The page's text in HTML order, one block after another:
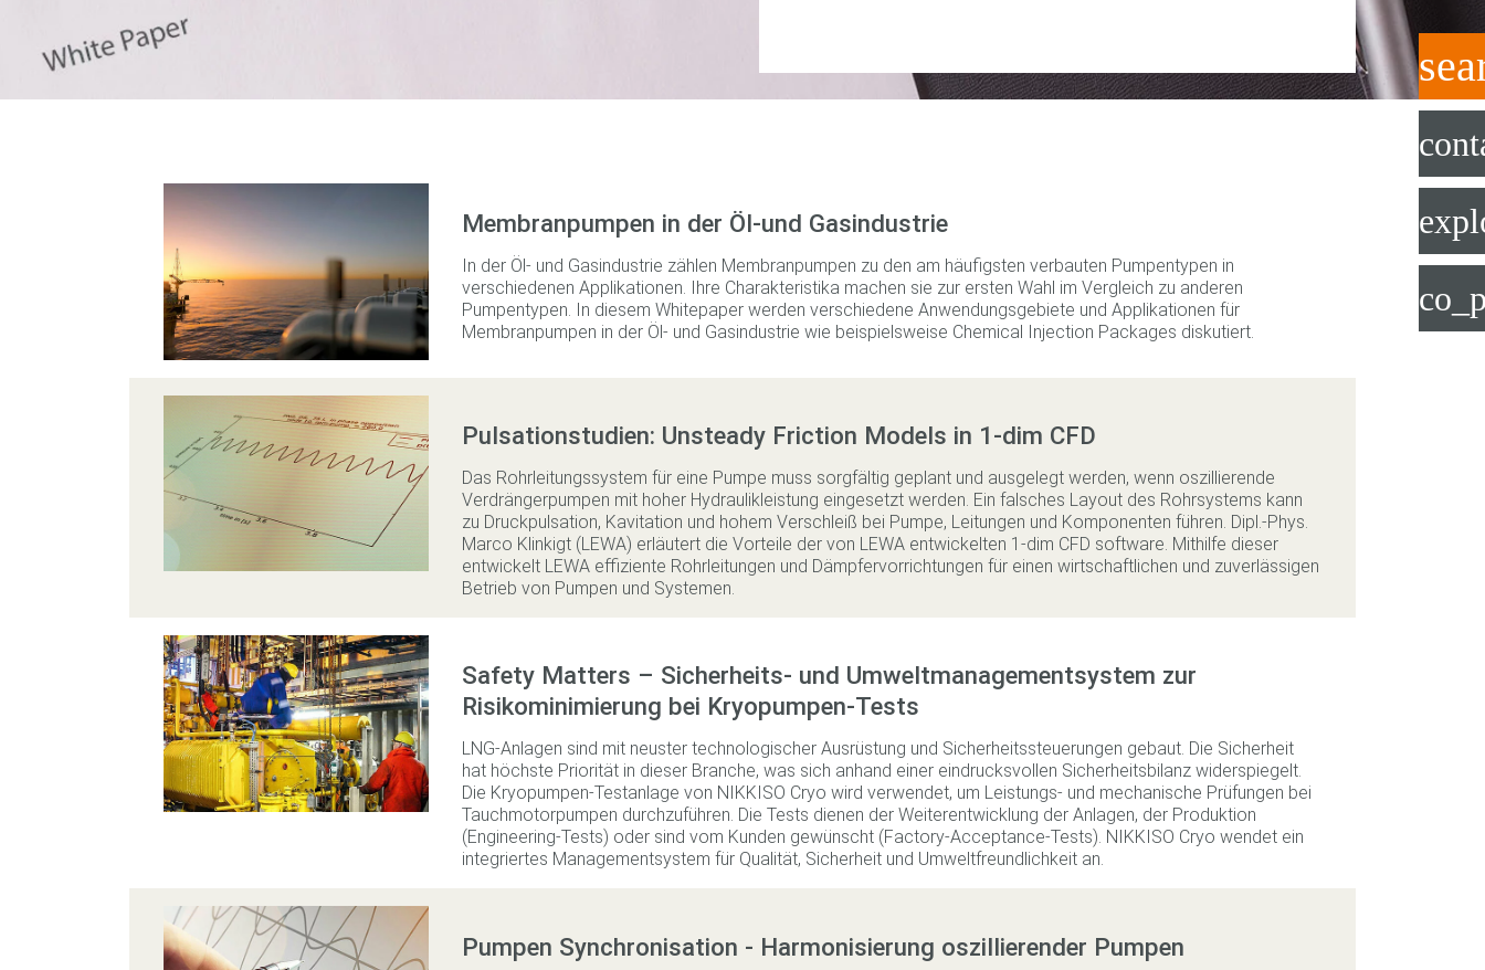
Membranpumpen in der Öl-und Gasindustrie
In der Öl- und Gasindustrie zählen Membranpumpen zu den am häufigsten verbauten Pumpentypen in
verschiedenen Applikationen. Ihre Charakteristika machen sie zur ersten Wahl im Vergleich zu anderen
Pumpentypen. In diesem Whitepaper werden verschiedene Anwendungsgebiete und Applikationen für
Membranpumpen in der Öl- und Gasindustrie wie beispielsweise Chemical Injection Packages diskutiert.
Pulsationstudien: Unsteady Friction Models in 1-dim CFD
Das Rohrleitungssystem für eine Pumpe muss sorgfältig geplant und ausgelegt werden, wenn oszillierende
Verdrängerpumpen mit hoher Hydraulikleistung eingesetzt werden. Ein falsches Layout des Rohrsystems kann
zu Druckpulsation, Kavitation und hohem Verschleiß bei Pumpe, Leitungen und Komponenten führen. Dipl.-Phys.
Marco Klinkigt (LEWA) erläutert die Vorteile der von LEWA entwickelten 1-dim CFD software. Mithilfe dieser
entwickelt LEWA effiziente Rohrleitungen und Dämpfervorrichtungen für einen wirtschaftlichen und zuverlässigen
Betrieb von Pumpen und Systemen.
Safety Matters – Sicherheits- und Umweltmanagementsystem zur
Risikominimierung bei Kryopumpen-Tests
LNG-Anlagen sind mit neuster technologischer Ausrüstung und Sicherheitssteuerungen gebaut. Die Sicherheit
hat höchste Priorität in dieser Branche, was sich anhand einer eindrucksvollen Sicherheitsbilanz widerspiegelt.
Die Kryopumpen-Testanlage von NIKKISO Cryo wird verwendet, um Leistungs- und mechanische Prüfungen bei
Tauchmotorpumpen durchzuführen. Die Tests dienen der Weiterentwicklung der Anlagen, der Produktion
(Engineering-Tests) oder sind vom Kunden gewünscht (Factory-Acceptance-Tests). NIKKISO Cryo wendet ein
integriertes Managementsystem für Qualität, Sicherheit und Umweltfreundlichkeit an.
Pumpen Synchronisation - Harmonisierung oszillierender Pumpen